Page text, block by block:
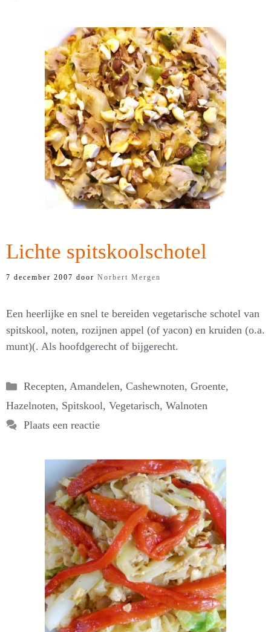
Lichte spitskoolschotel
7 december 2007 door Norbert Mergen
Een heerlijke en snel te bereiden vegetarische schotel van
spitskool, noten, rozijnen appel (of yacon) en kruiden (o.a.
munt)(. Als hoofdgerecht of bijgerecht.
Categorieën
Recepten, Amandelen, Cashewnoten, Groente,
Hazelnoten, Spitskool, Vegetarisch, Walnoten
Plaats een reactie